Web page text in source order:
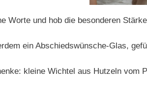
Worte und hob die besonderen
ein Abschiedswünsche-Glas,
kleine Wichtel aus Hutzeln vom